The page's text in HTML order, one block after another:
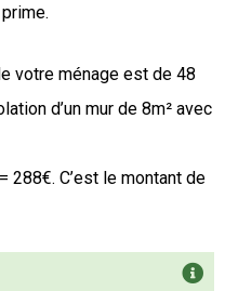
votre ménage est de 48
d’un mur de 8m² avec
288€. C’est le montant de